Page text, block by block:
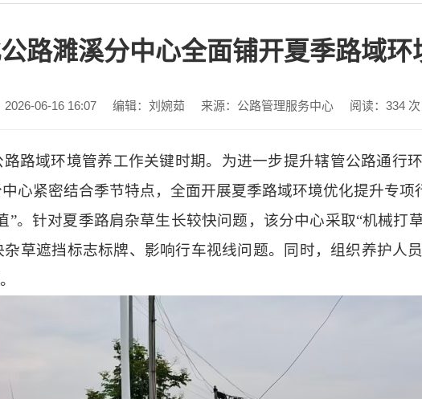
路濉溪分中心全面铺开夏季路域环
2026-06-16 16:07 编辑：刘婉茹 来源：公路管理服务中心 阅读： 334 次
路域环境管养工作关键时期。为进一步提升辖管公路通行
心紧密结合季节特点，全面开展夏季路域环境优化提升专项
”。针对夏季路肩杂草生长较快问题，该分中心采取“机械打
草遮挡标志标牌、影响行车视线问题。同时，组织养护人